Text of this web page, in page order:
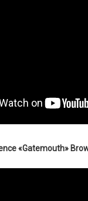
«Gatemouth»